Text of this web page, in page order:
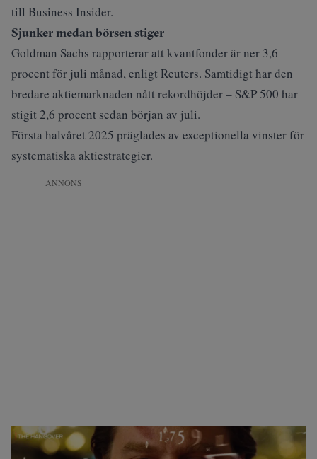
till Business Insider.
Sjunker medan börsen stiger
Goldman Sachs rapporterar att kvantfonder är ner 3,6
procent för juli månad, enligt Reuters. Samtidigt har den
bredare aktiemarknaden nått rekordhöjder – S&P 500 har
stigit 2,6 procent sedan början av juli.
Första halvåret 2025 präglades av exceptionella vinster för
systematiska aktiestrategier.
ANNONS